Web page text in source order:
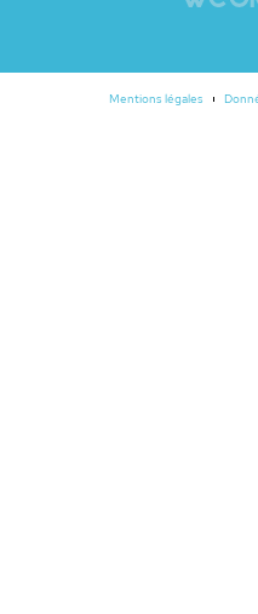
Mentions légales